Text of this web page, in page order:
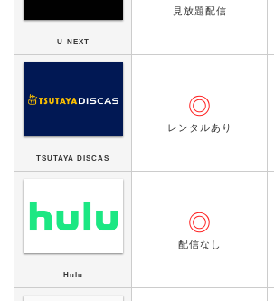
U-NEXT
見放題配信
TSUTAYA DISCAS
◎
レンタルあり
Hulu
◎
配信なし